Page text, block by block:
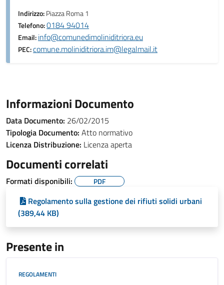
Indirizzo:Piazza Roma 1
Telefono:0184 94014
Email:info@comunedimoliniditriora.eu
PEC:comune.moliniditriora.im@legalmail.it
Informazioni Documento
Data Documento: 26/02/2015
Tipologia Documento: Atto normativo
Licenza Distribuzione: Licenza aperta
Documenti correlati
Formati disponibili: PDF
Regolamento sulla gestione dei rifiuti solidi urbani
(389,44 KB)
Presente in
REGOLAMENTI